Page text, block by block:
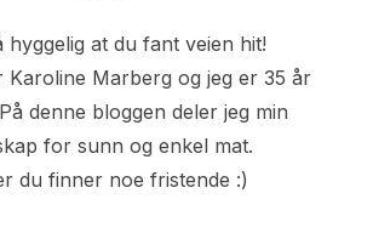
hyggelig at du fant veien hit!
Karoline Marberg og jeg er 35 år
denne bloggen deler jeg min
for sunn og enkel mat.
du finner noe fristende :)